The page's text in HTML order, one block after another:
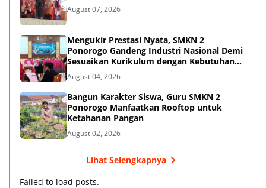
August 07, 2026
Mengukir Prestasi Nyata, SMKN 2
Ponorogo Gandeng Industri Nasional Demi
Sesuaikan Kurikulum dengan Kebutuhan
Dunia Kerja
August 04, 2026
Bangun Karakter Siswa, Guru SMKN 2
Ponorogo Manfaatkan Rooftop untuk
Ketahanan Pangan
August 02, 2026
Lihat Selengkapnya
Failed to load posts.